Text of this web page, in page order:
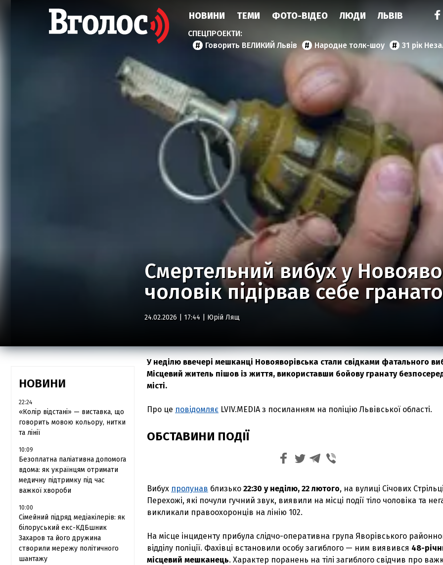
НОВИНИ ТЕМИ ФОТО-ВІДЕО ЛЮДИ ЛЬВІВ
Говорить ВЕЛИКИЙ Львів Народне толк-шоу 31 рік
Смертельний вибух у
чоловік підірвав себе
24.02.2026 | 17:44 | Юрій Лящ
НОВИНИ
22:24
«Колір відстані» — виставка, що
говорить мовою кольору, нитки
та лінії
10:09
Безоплатна паліативна допомога
вдома: як українцям отримати
медичну підтримку під час
важкої хвороби
10:00
Сімейний підряд медіакілерів: як
білоруський екс-КДБшник
Захаров та його дружина
створили мережу політичного
шантажу
У неділю ввечері мешканці Новояворівська стали свідками фатального
Місцевий житель пішов із життя, використавши бойову гранату
місті.
Про це повідомляє LVIV.MEDIA з посиланням на поліцію Львівської області.
ОБСТАВИНИ ПОДІЇ
Вибух пролунав близько 22:30 у неділю, 22 лютого, на вулиці Січових
Перехожі, які почули гучний звук, виявили на місці події тіло чоловіка та
викликали правоохоронців на лінію 102.
На місце інциденту прибула слідчо-оперативна група Яворівського
відділу поліції. Фахівці встановили особу загиблого — ним виявився 48-
місцевий мешканець. Характер поранень на тілі загиблого свідчив про